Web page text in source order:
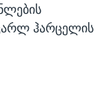
ჰარცელის